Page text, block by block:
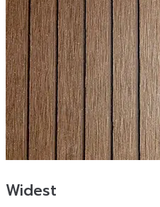
Widest